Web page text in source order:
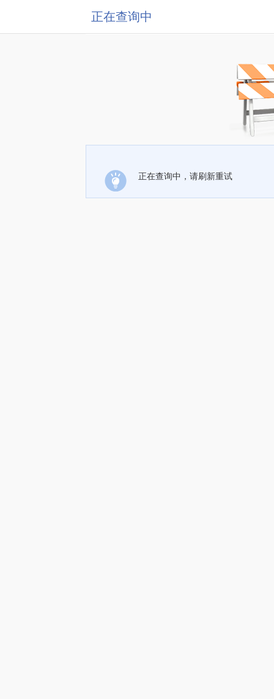
正在查询中
正在查询中，请刷新重试